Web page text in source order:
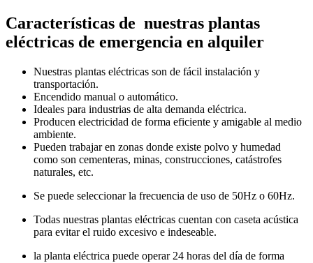
Características de nuestras plantas
eléctricas de emergencia en alquiler
Nuestras plantas eléctricas son de fácil instalación y
transportación.
Encendido manual o automático.
Ideales para industrias de alta demanda eléctrica.
Producen electricidad de forma eficiente y amigable al medio
ambiente.
Pueden trabajar en zonas donde existe polvo y humedad
como son cementeras, minas, construcciones, catástrofes
naturales, etc.
Se puede seleccionar la frecuencia de uso de 50Hz o 60Hz.
Todas nuestras plantas eléctricas cuentan con caseta acústica
para evitar el ruido excesivo e indeseable.
la planta eléctrica puede operar 24 horas del día de forma